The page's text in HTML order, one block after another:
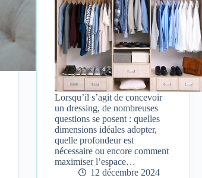
Lorsqu’il s’agit de concevoir
un dressing, de nombreuses
questions se posent : quelles
dimensions idéales adopter,
quelle profondeur est
nécessaire ou encore comment
maximiser l’espace…
12 décembre 2024